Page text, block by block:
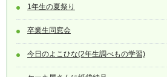
1年生の夏祭り
卒業生同窓会
今日のよこひな(2年生調べもの学習)